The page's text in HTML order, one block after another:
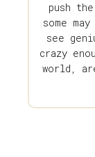
push
some
see
crazy
world,